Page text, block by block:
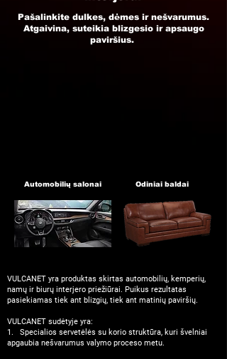
Pašalinkite dulkes, dėmes ir nešvarumus.
Atgaivina, suteikia blizgesio ir apsaugo
paviršius.
Automobilių salonai Odiniai baldai
VULCANET yra produktas skirtas automobilių, kemperių,
namų ir biurų interjero priežiūrai. Puikus rezultatas
pasiekiamas tiek ant blizgių, tiek ant matinių paviršių.
VULCANET sudėtyje yra:
1. Specialios servetėlės su korio struktūra, kuri švelniai
apgaubia nešvarumus valymo proceso metu.